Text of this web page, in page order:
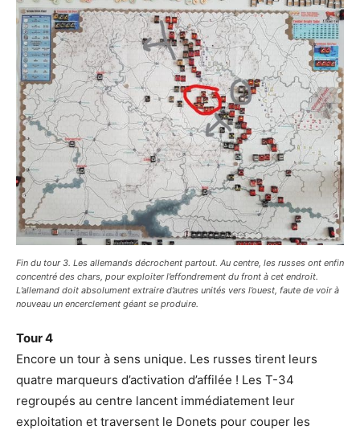
Fin du tour 3. Les allemands décrochent partout. Au centre, les russes ont enfin
concentré des chars, pour exploiter l’effondrement du front à cet endroit.
L’allemand doit absolument extraire d’autres unités vers l’ouest, faute de voir à
nouveau un encerclement géant se produire.
Tour 4
Encore un tour à sens unique. Les russes tirent leurs
quatre marqueurs d’activation d’affilée ! Les T-34
regroupés au centre lancent immédiatement leur
exploitation et traversent le Donets pour couper les